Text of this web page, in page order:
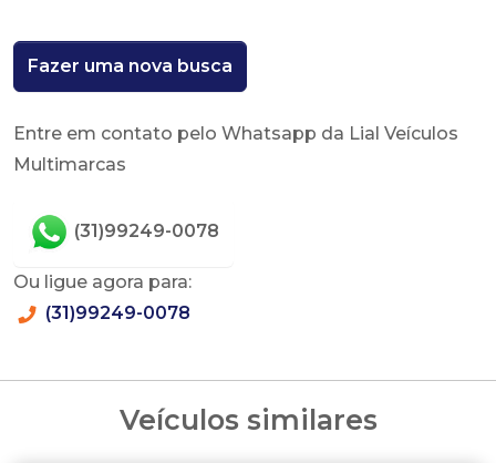
Fazer uma nova busca
Entre em contato pelo Whatsapp da Lial Veículos
Multimarcas
(31)99249-0078
Ou ligue agora para:
(31)99249-0078
Veículos similares